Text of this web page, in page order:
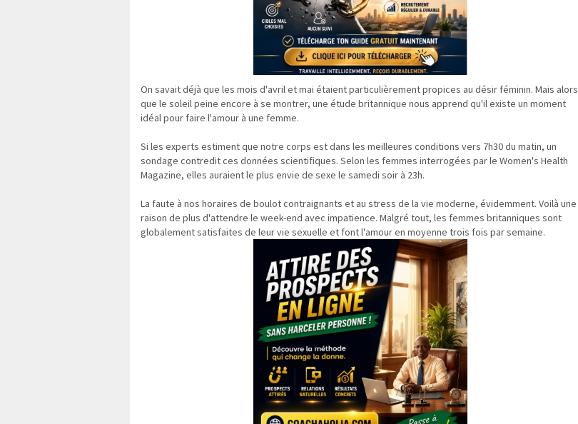
On savait déjà que les mois d'avril et mai étaient particulièrement propices au désir féminin. Mais alors
que le soleil peine encore à se montrer, une étude britannique nous apprend qu'il existe un moment
idéal pour faire l'amour à une femme.
Si les experts estiment que notre corps est dans les meilleures conditions vers 7h30 du matin, un
sondage contredit ces données scientifiques. Selon les femmes interrogées par le Women's Health
Magazine, elles auraient le plus envie de sexe le samedi soir à 23h.
La faute à nos horaires de boulot contraignants et au stress de la vie moderne, évidemment. Voilà une
raison de plus d'attendre le week-end avec impatience. Malgré tout, les femmes britanniques sont
globalement satisfaites de leur vie sexuelle et font l'amour en moyenne trois fois par semaine.